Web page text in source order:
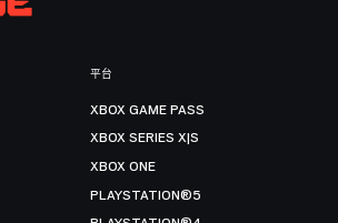
平台
XBOX GAME PASS
XBOX SERIES X|S
XBOX ONE
PLAYSTATION®5